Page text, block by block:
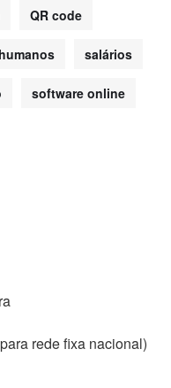
QR code
salários
software online
rede fixa nacional)